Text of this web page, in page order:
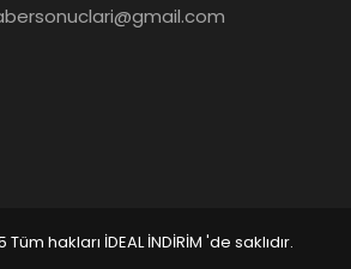
hakları İDEAL İNDİRİM 'de saklıdır.